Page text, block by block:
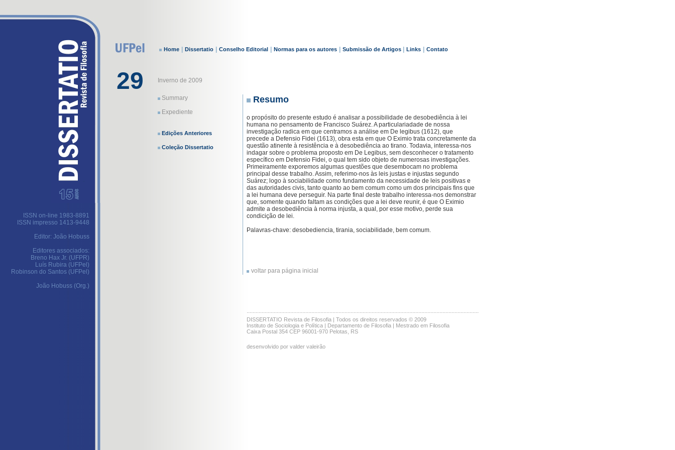
ISSN on-line 1983-8891
ISSN impresso 1413-9448
Editor: João Hobuss
Editores associados:
Breno Hax Jr. (UFPR)
Luís Rubira (UFPel)
Robinson do Santos (UFPel)
João Hobuss (Org.)
Home Dissertatio Conselho Editorial Normas para os autores Submissão de Artigos Links Contato
29 Inverno de 2009
Summary
Expediente
Edições Anteriores
Coleção Dissertatio
Resumo
o propósito do presente estudo é analisar a possibilidade de desobediência à lei
humana no pensamento de Francisco Suárez. A particulariadade de nossa
investigação radica em que centramos a análise em De legibus (1612), que
precede a Defensio Fidei (1613), obra esta em que O Eximio trata concretamente da
questão atinente à resistência e à desobediência ao tirano. Todavia, interessa-nos
indagar sobre o problema proposto em De Legibus, sem desconhecer o tratamento
específico em Defensio Fidei, o qual tem sido objeto de numerosas investigações.
Primeiramente exporemos algumas questões que desembocam no problema
principal desse trabalho. Assim, referimo-nos às leis justas e injustas segundo
Suárez; logo à sociabilidade como fundamento da necessidade de leis positivas e
das autoridades civis, tanto quanto ao bem comum como um dos principais fins que
a lei humana deve perseguir. Na parte final deste trabalho interessa-nos demonstrar
que, somente quando faltam as condições que a lei deve reunir, é que O Eximio
admite a desobediência à norma injusta, a qual, por esse motivo, perde sua
condicição de lei.
Palavras-chave: desobediencia, tirania, sociabilidade, bem comum.
voltar para página inicial
..........................................................................................................................................................
DISSERTATIO Revista de Filosofia | Todos os direitos reservados © 2009
Instituto de Sociologia e Política | Departamento de Filosofia | Mestrado em Filosofia
Caixa Postal 354 CEP 96001-970 Pelotas, RS
desenvolvido por valder valeirão